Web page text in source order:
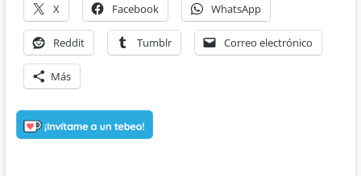
X Facebook WhatsApp
Reddit Tumblr Correo electrónico
Más